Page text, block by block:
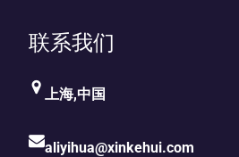
联系我们
上海,中国
aliyihua@xinkehui.com